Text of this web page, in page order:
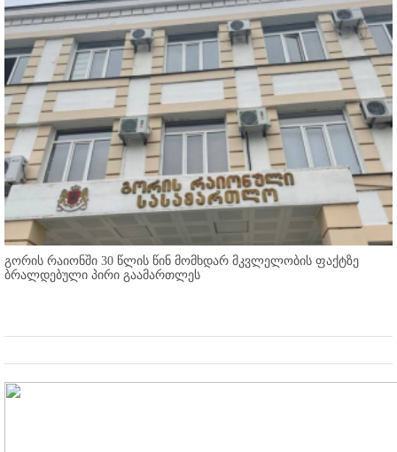
გორის რაიონში 30 წლის წინ მომხდარ მკვლელობის ფაქტზე
ბრალდებული პირი გაამართლეს